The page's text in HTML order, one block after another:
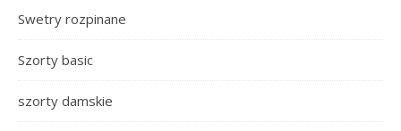
Swetry rozpinane
Szorty basic
szorty damskie